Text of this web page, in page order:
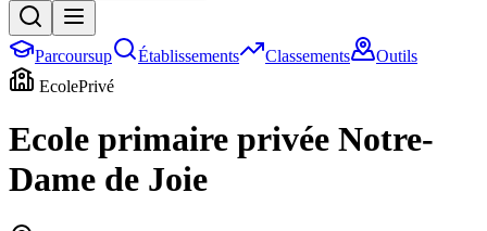
Parcoursup Établissements Classements
Outils
EcolePrivé
Ecole primaire privée Notre-
Dame de Joie